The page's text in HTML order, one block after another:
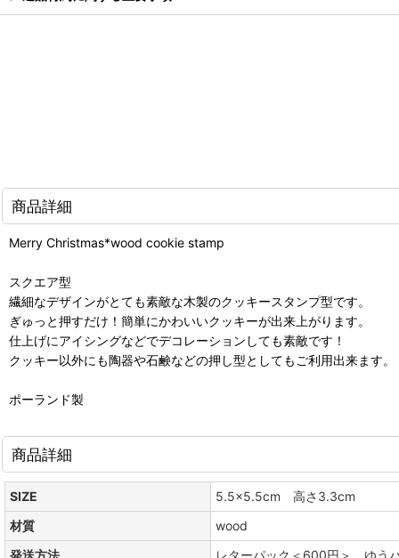
商品詳細
Merry Christmas*wood cookie stamp
スクエア型
繊細なデザインがとても素敵な木製のクッキースタンプ型です。
ぎゅっと押すだけ！簡単にかわいいクッキーが出来上がります。
仕上げにアイシングなどでデコレーションしても素敵です！
クッキー以外にも陶器や石鹸などの押し型としてもご利用出来ます。
ポーランド製
商品詳細
SIZE
5.5x5.5cm 高さ3.3cm
材質
wood
発送方法
レターパック＜600円＞ ゆう